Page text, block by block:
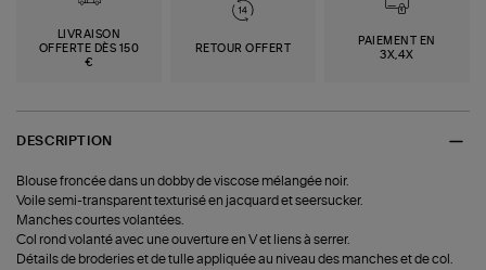
LIVRAISON
OFFERTE DÈS 150
€
RETOUR OFFERT
PAIEMENT EN
3X,4X
DESCRIPTION
Blouse froncée dans un dobby de viscose mélangée noir.
Voile semi-transparent texturisé en jacquard et seersucker.
Manches courtes volantées.
Col rond volanté avec une ouverture en V et liens à serrer.
Détails de broderies et de tulle appliquée au niveau des manches et de col.